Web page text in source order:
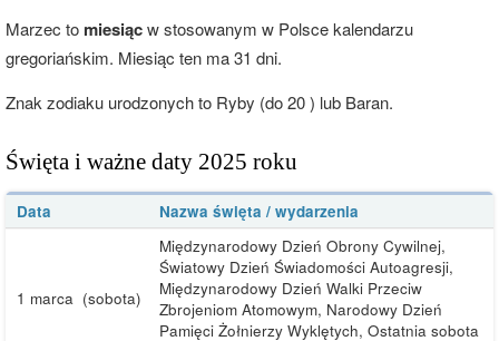
Marzec to miesiącw stosowanym w Polsce kalendarzu
gregoriańskim. Miesiąc ten ma 31 dni.
Znak zodiaku urodzonych to Ryby (do 20 ) lub Baran.
Święta i ważne daty 2025 roku
Data Nazwa święta / wydarzenia
1 marca (sobota)
Międzynarodowy Dzień Obrony Cywilnej,
Światowy Dzień Świadomości Autoagresji,
Międzynarodowy Dzień Walki Przeciw
Zbrojeniom Atomowym, Narodowy Dzień
Pamięci Żołnierzy Wyklętych, Ostatnia sobota